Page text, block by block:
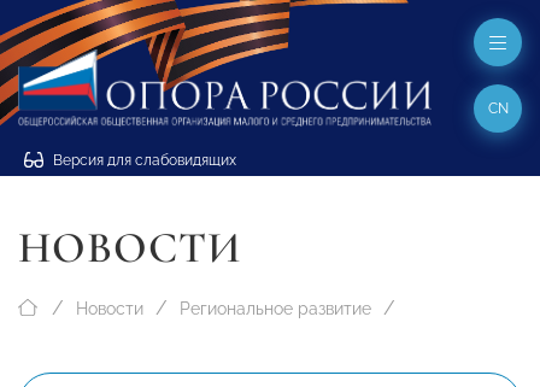
Версия для слабовидящих
CN
НОВОСТИ
Новости Региональное развитие